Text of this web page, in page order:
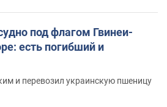
под флагом Гвинеи-
есть погибший и
и перевозил украинскую пшеницу